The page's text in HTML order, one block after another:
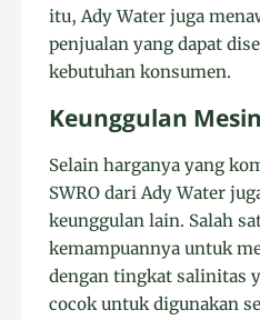
itu, Ady Water juga
penjualan yang dapat
kebutuhan konsumen.
Keunggulan Mesin
Selain harganya yang
SWRO dari Ady Water
keunggulan lain. Salah
kemampuannya untuk
dengan tingkat salinitas
cocok untuk digunakan